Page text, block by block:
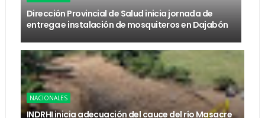
Dirección Provincial de Salud inicia jornada de
entrega e instalación de mosquiteros en Dajabón
NACIONALES
INDRHI inicia adecuación del cauce del río Masacre